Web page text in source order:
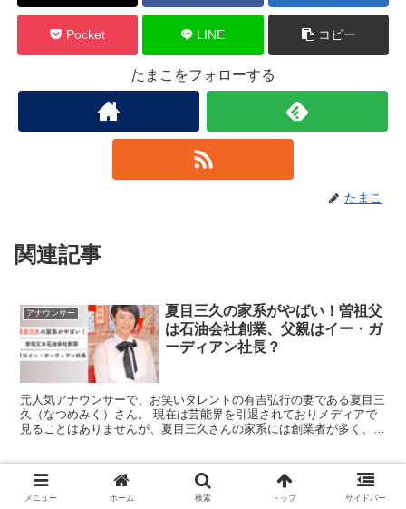
Pocket LINE コピー
たまこをフォローする
たまこ
関連記事
アナウンサー
夏目三久の家系がやばい！曽祖父
は石油会社創業、父親はイー・ガ
ーディアン社長？
元人気アナウンサーで、お笑いタレントの有吉弘行の妻である夏目三
久（なつめみく）さん。 現在は芸能界を引退されておりメディアで
見ることはありませんが、夏目三久さんの家系には創業者が多く、超
YouTuber
紺野あさ美の父親は「BAR 紺
野」のバー経営者！母親は？妹は
メニュー ホーム 検索 トップ サイドバー